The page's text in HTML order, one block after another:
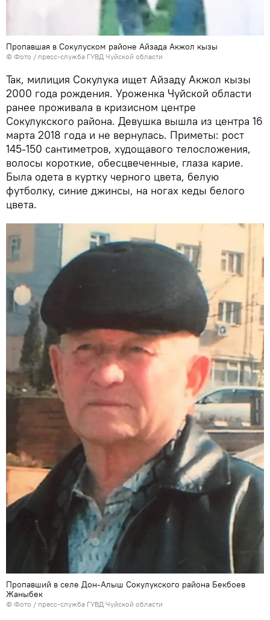
Пропавшая в Сокулуском районе Айзада Акжол кызы
© Фото / пресс-служба ГУВД Чуйской области
Так, милиция Сокулука ищет Айзаду Акжол кызы
2000 года рождения. Уроженка Чуйской области
ранее проживала в кризисном центре
Сокулукского района. Девушка вышла из центра 16
марта 2018 года и не вернулась. Приметы: рост
145-150 сантиметров, худощавого телосложения,
волосы короткие, обесцвеченные, глаза карие.
Была одета в куртку черного цвета, белую
футболку, синие джинсы, на ногах кеды белого
цвета.
Пропавший в селе Дон-Алыш Сокулукского района Бекбоев
Жаныбек
© Фото / пресс-служба ГУВД Чуйской области